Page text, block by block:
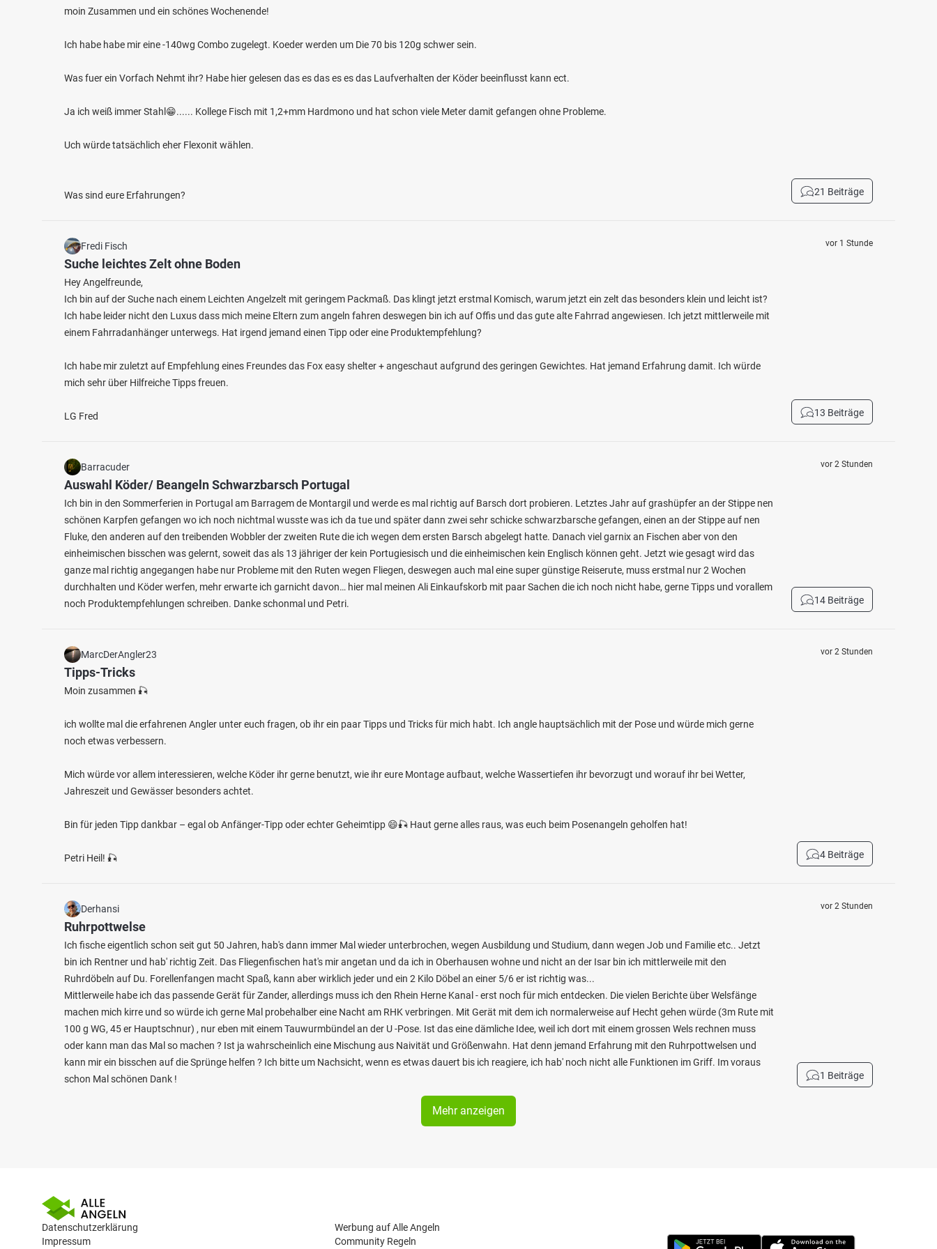
187 96 4.1
Fischarten: Wels, Döbel, Flussbarsch, Aal, Rapfen
moin Zusammen und ein schönes Wochenende!
Ich habe habe mir eine -140wg Combo zugelegt. Koeder werden um Die 70 bis 120g schwer sein.
Was fuer ein Vorfach Nehmt ihr? Habe hier gelesen das es das es es das Laufverhalten der Köder beeinflusst kann ect.
Ja ich weiß immer Stahl😁...... Kollege Fisch mit 1,2+mm Hardmono und hat schon viele Meter damit gefangen ohne Probleme.
Uch würde tatsächlich eher Flexonit wählen.
Was sind eure Erfahrungen? 21 Beiträge
Fredi Fisch
Suche leichtes Zelt ohne Boden
Hey Angelfreunde,
Ich bin auf der Suche nach einem Leichten Angelzelt mit geringem Packmaß. Das klingt jetzt erstmal Komisch, warum jetzt ein zelt das besonders klein und leicht ist?
Ich habe leider nicht den Luxus dass mich meine Eltern zum angeln fahren deswegen bin ich auf Offis und das gute alte Fahrrad angewiesen. Ich jetzt mittlerweile mit
einem Fahrradanhänger unterwegs. Hat irgend jemand einen Tipp oder eine Produktempfehlung?
Ich habe mir zuletzt auf Empfehlung eines Freundes das Fox easy shelter + angeschaut aufgrund des geringen Gewichtes. Hat jemand Erfahrung damit. Ich würde
mich sehr über Hilfreiche Tipps freuen.
LG Fred
vor 1 Stunde
13 Beiträge
Barracuder
Auswahl Köder/ Beangeln Schwarzbarsch Portugal
Ich bin in den Sommerferien in Portugal am Barragem de Montargil und werde es mal richtig auf Barsch dort probieren. Letztes Jahr auf grashüpfer an der Stippe nen
schönen Karpfen gefangen wo ich noch nichtmal wusste was ich da tue und später dann zwei sehr schicke schwarzbarsche gefangen, einen an der Stippe auf nen
Fluke, den anderen auf den treibenden Wobbler der zweiten Rute die ich wegen dem ersten Barsch abgelegt hatte. Danach viel garnix an Fischen aber von den
einheimischen bisschen was gelernt, soweit das als 13 jähriger der kein Portugiesisch und die einheimischen kein Englisch können geht. Jetzt wie gesagt wird das
ganze mal richtig angegangen habe nur Probleme mit den Ruten wegen Fliegen, deswegen auch mal eine super günstige Reiserute, muss erstmal nur 2 Wochen
durchhalten und Köder werfen, mehr erwarte ich garnicht davon… hier mal meinen Ali Einkaufskorb mit paar Sachen die ich noch nicht habe, gerne Tipps und vorallem
noch Produktempfehlungen schreiben. Danke schonmal und Petri.
vor 2 Stunden
14 Beiträge
MarcDerAngler23
Tipps-Tricks
Moin zusammen 🎣
ich wollte mal die erfahrenen Angler unter euch fragen, ob ihr ein paar Tipps und Tricks für mich habt. Ich angle hauptsächlich mit der Pose und würde mich gerne
noch etwas verbessern.
Mich würde vor allem interessieren, welche Köder ihr gerne benutzt, wie ihr eure Montage aufbaut, welche Wassertiefen ihr bevorzugt und worauf ihr bei Wetter,
Jahreszeit und Gewässer besonders achtet.
Bin für jeden Tipp dankbar – egal ob Anfänger-Tipp oder echter Geheimtipp 😄🎣 Haut gerne alles raus, was euch beim Posenangeln geholfen hat!
Petri Heil! 🎣
vor 2 Stunden
4 Beiträge
Derhansi
Ruhrpottwelse
Ich fische eigentlich schon seit gut 50 Jahren, hab's dann immer Mal wieder unterbrochen, wegen Ausbildung und Studium, dann wegen Job und Familie etc.. Jetzt
bin ich Rentner und hab' richtig Zeit. Das Fliegenfischen hat's mir angetan und da ich in Oberhausen wohne und nicht an der Isar bin ich mittlerweile mit den
Ruhrdöbeln auf Du. Forellenfangen macht Spaß, kann aber wirklich jeder und ein 2 Kilo Döbel an einer 5/6 er ist richtig was...
Mittlerweile habe ich das passende Gerät für Zander, allerdings muss ich den Rhein Herne Kanal - erst noch für mich entdecken. Die vielen Berichte über Welsfänge
machen mich kirre und so würde ich gerne Mal probehalber eine Nacht am RHK verbringen. Mit Gerät mit dem ich normalerweise auf Hecht gehen würde (3m Rute mit
100 g WG, 45 er Hauptschnur) , nur eben mit einem Tauwurmbündel an der U -Pose. Ist das eine dämliche Idee, weil ich dort mit einem grossen Wels rechnen muss
oder kann man das Mal so machen ? Ist ja wahrscheinlich eine Mischung aus Naivität und Größenwahn. Hat denn jemand Erfahrung mit den Ruhrpottwelsen und
kann mir ein bisschen auf die Sprünge helfen ? Ich bitte um Nachsicht, wenn es etwas dauert bis ich reagiere, ich hab' noch nicht alle Funktionen im Griff. Im voraus
schon Mal schönen Dank !
vor 2 Stunden
1 Beiträge
Mehr anzeigen
Datenschutzerklärung
Impressum
Werbung auf Alle Angeln
Community Regeln